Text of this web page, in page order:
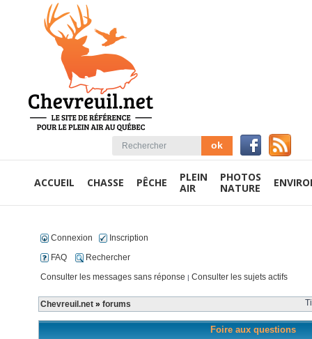
ACCUEIL CHASSE PÊCHE
PLEIN
AIR
PHOTOS
NATURE
Connexion
Inscription
FAQ
Rechercher
Consulter les messages sans réponse | Consulter les sujets actifs
Chevreuil.net » forums
Foire aux questions